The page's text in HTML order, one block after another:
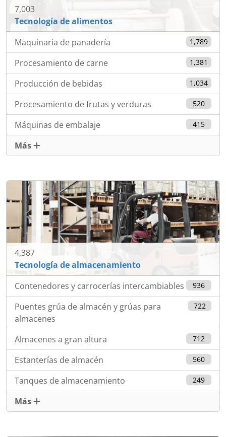
7,003
Tecnología de alimentos
Maquinaria de panadería
1,789
Procesamiento de carne 1,381
Producción de bebidas 1,034
Procesamiento de frutas y verduras 520
Máquinas de embalaje 415
Más
4,387
Tecnología de almacenamiento
Contenedores y carrocerías intercambiables
936
Puentes grúa de almacén y grúas para
almacenes
722
Almacenes a gran altura 712
Estanterías de almacén 560
Tanques de almacenamiento 249
Más